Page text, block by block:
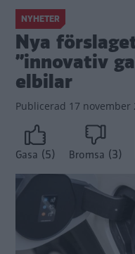
NYHETER
Nya
”innovativ
elbilar
Publicerad 17 november
Gasa (5) Bromsa (3)